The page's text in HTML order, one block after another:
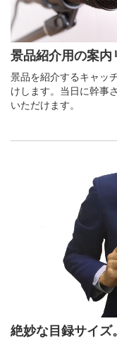
景品紹介用の案内
景品を紹介するキャッ
けします。当日に幹事
いただけます。
絶妙な目録サイズ。